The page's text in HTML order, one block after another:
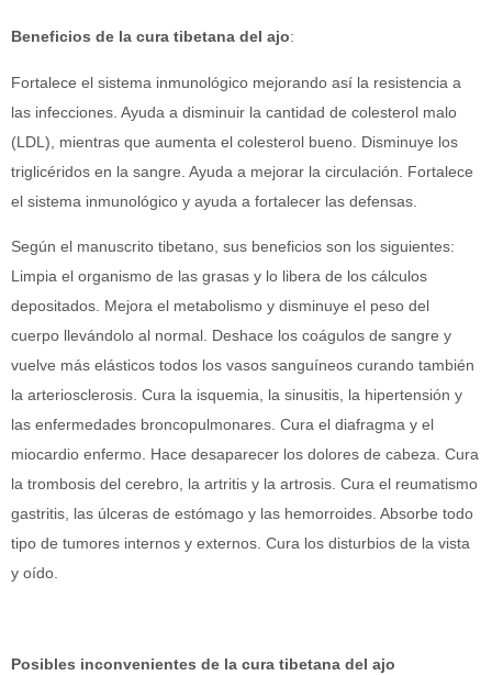
Beneficios de la cura tibetana del ajo:
Fortalece el sistema inmunológico mejorando así la resistencia a
las infecciones. Ayuda a disminuir la cantidad de colesterol malo
(LDL), mientras que aumenta el colesterol bueno. Disminuye los
triglicéridos en la sangre. Ayuda a mejorar la circulación. Fortalece
el sistema inmunológico y ayuda a fortalecer las defensas.
Según el manuscrito tibetano, sus beneficios son los siguientes:
Limpia el organismo de las grasas y lo libera de los cálculos
depositados. Mejora el metabolismo y disminuye el peso del
cuerpo llevándolo al normal. Deshace los coágulos de sangre y
vuelve más elásticos todos los vasos sanguíneos curando también
la arteriosclerosis. Cura la isquemia, la sinusitis, la hipertensión y
las enfermedades broncopulmonares. Cura el diafragma y el
miocardio enfermo. Hace desaparecer los dolores de cabeza. Cura
la trombosis del cerebro, la artritis y la artrosis. Cura el reumatismo
gastritis, las úlceras de estómago y las hemorroides. Absorbe todo
tipo de tumores internos y externos. Cura los disturbios de la vista
y oído.
Posibles inconvenientes de la cura tibetana del ajo